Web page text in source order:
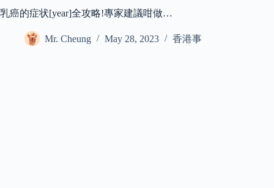
乳癌的症状[year]全攻略!專家建議咁做…
Mr. Cheung May 28, 2023 香港事